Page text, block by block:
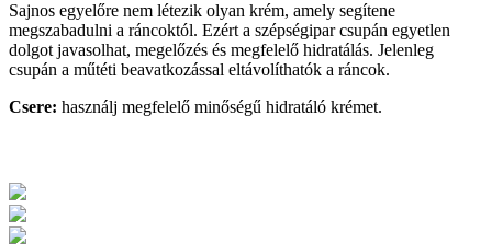
Sajnos egyelőre nem létezik olyan krém, amely segítene
megszabadulni a ráncoktól. Ezért a szépségipar csupán egyetlen
dolgot javasolhat, megelőzés és megfelelő hidratálás. Jelenleg
csupán a műtéti beavatkozással eltávolíthatók a ráncok.
Csere: használj megfelelő minőségű hidratáló krémet.